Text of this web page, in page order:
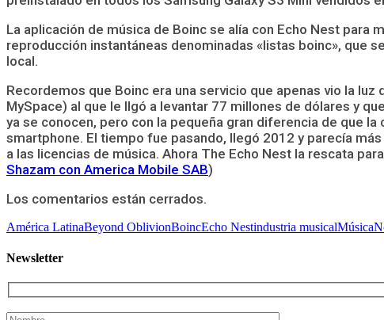
La aplicación de música de Boinc se alía con Echo Nest
reproducción instantáneas denominadas «listas boinc», que
local.
Recordemos que Boinc era una servicio que apenas vio la
MySpace) al que le llgó a levantar 77 millones de dólares y
ya se conocen, pero con la pequeña gran diferencia de que
smartphone. El tiempo fue pasando, llegó 2012 y parecía
a las licencias de música. Ahora The Echo Nest la rescata
Shazam con America Mobile SAB)
Los comentarios están cerrados.
América LatinaBeyond OblivionBoincEcho Nestindustria musicalMúsica
Newsletter